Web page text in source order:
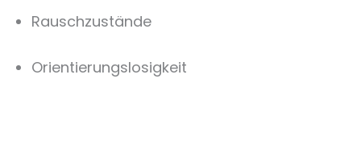
Rauschzustände
Orientierungslosigkeit